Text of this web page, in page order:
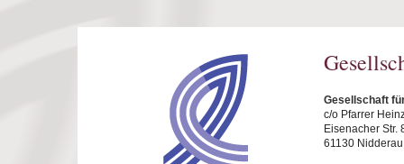
Gesellschaft
c/o Pfarrer
Eisenacher Str.
61130 Nidderau